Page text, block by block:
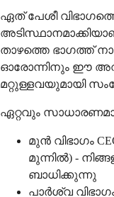
ഏത് പേശീ
അടിസ്ഥാനമാക്കിയാണ്
താഴത്തെ ഭാഗത്ത്
ഓരോന്നിനും ഈ
മറ്റുള്ളവയുമായി
ഏറ്റവും
മുൻ വിഭാഗം
മുന്നിൽ) -
ബാധിക്കുന്നു
പാർശ്വ